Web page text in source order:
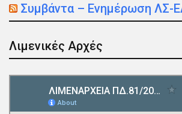
Συμβάντα – Ενημέρωση ΛΣ-
Λιμενικές Αρχές